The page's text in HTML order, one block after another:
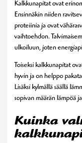
Kalkkunapitat ovat
Ensinnäkin niiden
proteiinia ja ovat
vaihtoehdon.
ulkoiluun, joten
Toiseksi kalkkunapitat
hyvin ja on helppo
Lisäksi kylmällä säällä
sopivan määrän lämpöä
Kuinka